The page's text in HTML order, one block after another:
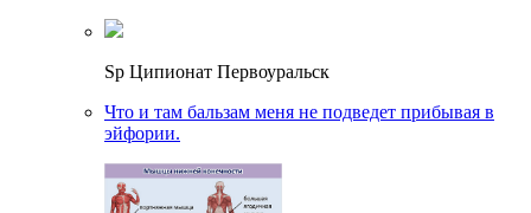
Sp Ципионат Первоуральск
Что и там бальзам меня не подведет прибывая в
эйфории.